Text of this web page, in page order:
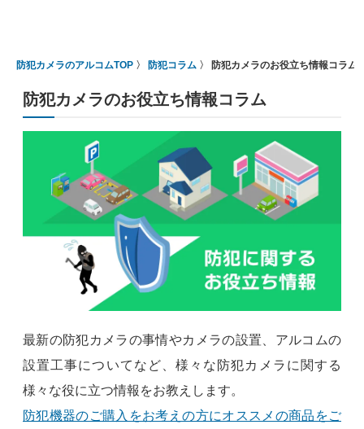
防犯カメラのアルコムTOP 防犯コラム 防犯カメラのお役立ち情報コラム
防犯カメラのお役立ち情報コラム
最新の防犯カメラの事情やカメラの設置、アルコムの
設置工事についてなど、様々な防犯カメラに関する
様々な役に立つ情報をお教えします。
防犯機器のご購入をお考えの方にオススメの商品をご